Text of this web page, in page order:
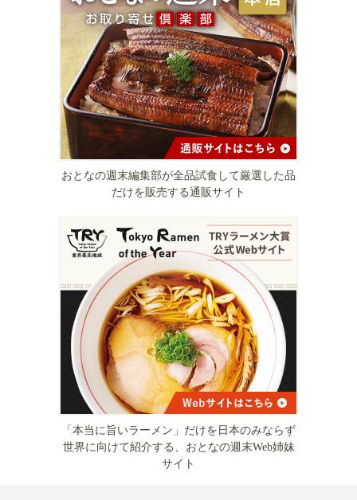
おとなの週末編集部が全品試食して厳選した品
だけを販売する通販サイト
「本当に旨いラーメン」だけを日本のみならず
世界に向けて紹介する、おとなの週末Web姉妹
サイト